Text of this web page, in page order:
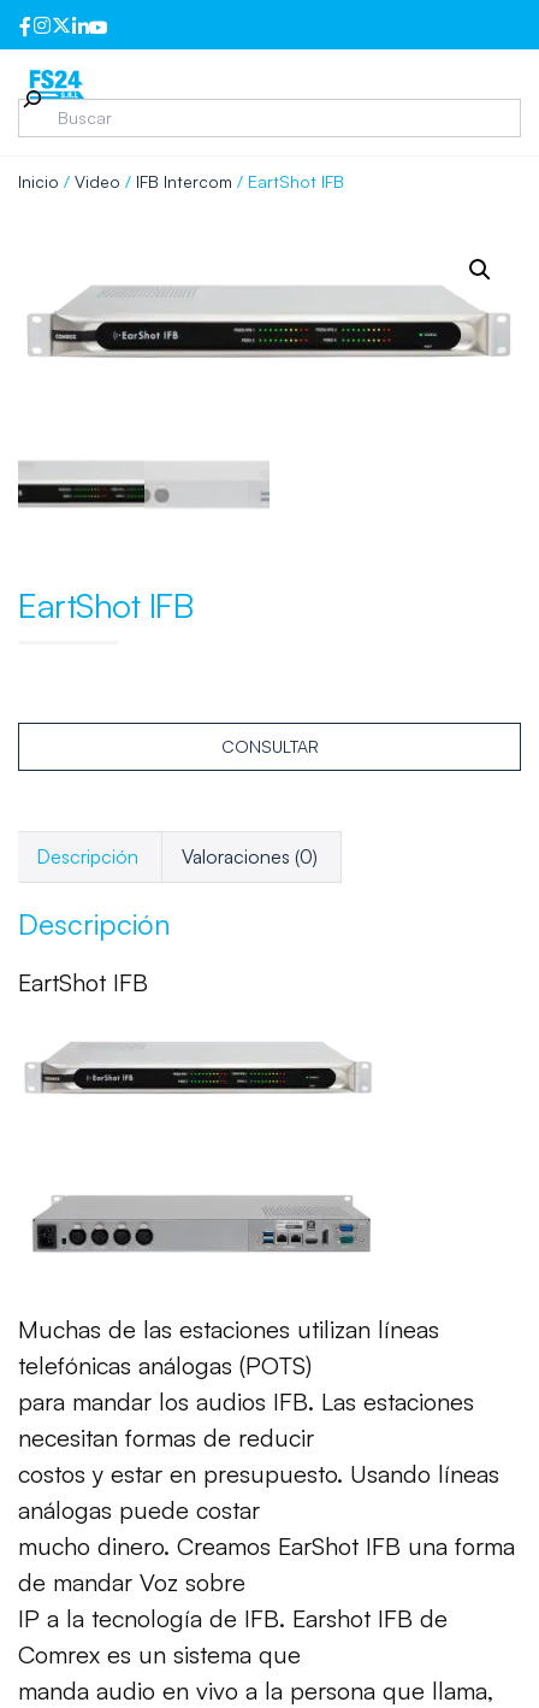
Inicio / Video / IFB Intercom / EartShot IFB
EartShot IFB
CONSULTAR
Descripción Valoraciones (0)
Descripción
EartShot IFB
Muchas de las estaciones utilizan líneas
telefónicas análogas (POTS)
para mandar los audios IFB. Las estaciones
necesitan formas de reducir
costos y estar en presupuesto. Usando líneas
análogas puede costar
mucho dinero. Creamos EarShot IFB una forma
de mandar Voz sobre
IP a la tecnología de IFB. Earshot IFB de
Comrex es un sistema que
manda audio en vivo a la persona que llama,